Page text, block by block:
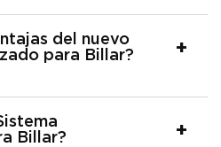
del nuevo
para Billar?
Billar?